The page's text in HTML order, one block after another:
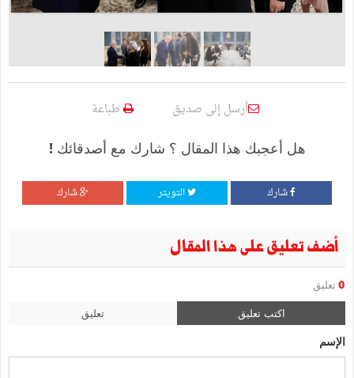
أرسل إلى صديق طباعة
هل أعجبك هذا المقال ؟ شارك مع أصدقائك !
شارك التويتر شارك
أضف تعليق على هذا المقال
0 تعليق
اكتب تعليق تعليق
الإسم